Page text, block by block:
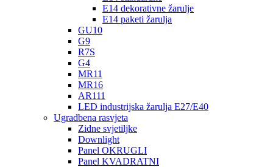
E14 dekorativne žarulje
E14 paketi žarulja
GU10
G9
R7S
G4
MR11
MR16
AR111
LED industrijska žarulja E27/E40
Ugradbena rasvjeta
Zidne svjetiljke
Downlight
Panel OKRUGLI
Panel KVADRATNI